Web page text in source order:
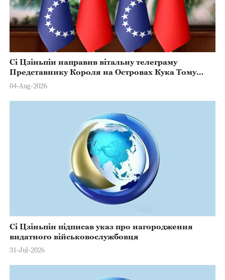
Сі Цзіньпін направив вітальну телеграму
Представнику Короля на Островах Кука Тому
Марстерсу з нагоди Дня Конституції
04-Aug-2026
Сі Цзіньпін підписав указ про нагородження
видатного військовослужбовця
31-Jul-2026